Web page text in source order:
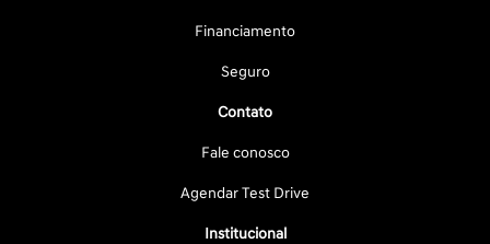
Financiamento
Seguro
Contato
Fale conosco
Agendar Test Drive
Institucional